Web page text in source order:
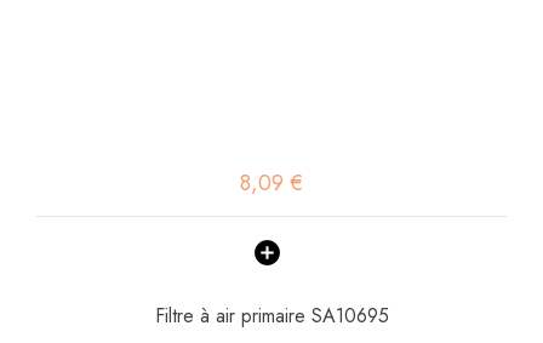
8,09 €
Filtre à air primaire SA10695